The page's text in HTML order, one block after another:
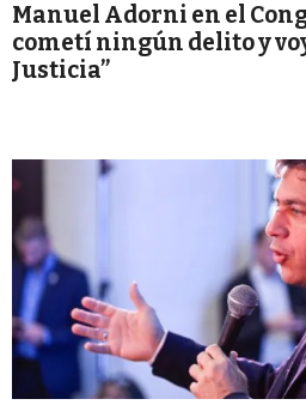
Manuel Adorni en el
cometí ningún delito y
Justicia”